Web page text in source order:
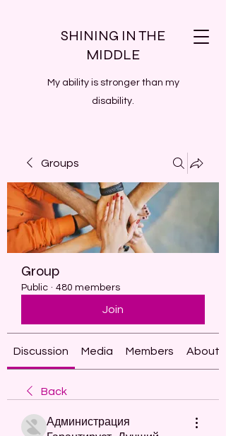
SHINING IN THE
MIDDLE
My ability is stronger than my
disability.
Groups
Group
Public · 480 members
Join
Discussion Media Members About
Back
Администрация